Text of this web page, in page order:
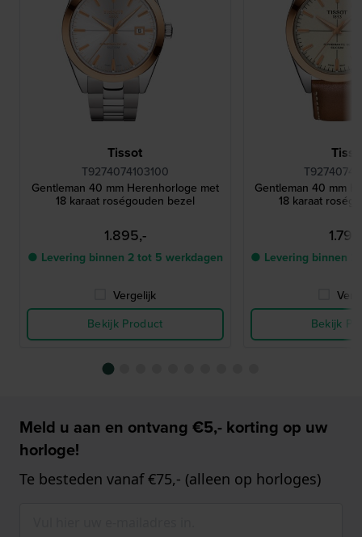
Tissot
T9274074103100
Gentleman 40 mm Herenhorloge met
18 karaat roségouden bezel
1.895,-
● Levering binnen 2 tot 5 werkdagen
Vergelijk
Bekijk Product
Gentleman 40 mm
18 karaat
● Levering binnen
Bekijk
Meld u aan en ontvang €5,- korting op uw
horloge!
Te besteden vanaf €75,- (alleen op horloges)